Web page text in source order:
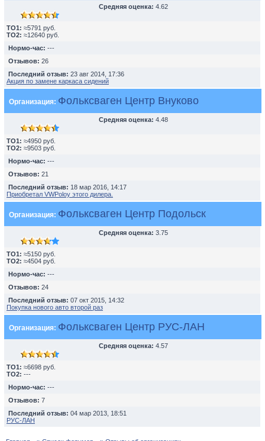
Средняя оценка: 4.62
TO1: ≈5791 руб.
TO2: ≈12640 руб.
Нормо-час: ---
Отзывов: 26
Последний отзыв: 23 авг 2014, 17:36
Акция по замене каркаса сидений
Организация: Фольксваген Центр Внуково
Средняя оценка: 4.48
TO1: ≈4950 руб.
TO2: ≈9503 руб.
Нормо-час: ---
Отзывов: 21
Последний отзыв: 18 мар 2016, 14:17
Приобретал VWPoloу этого дилера.
Организация: Фольксваген Центр Подольск
Средняя оценка: 3.75
TO1: ≈5150 руб.
TO2: ≈4504 руб.
Нормо-час: ---
Отзывов: 24
Последний отзыв: 07 окт 2015, 14:32
Покупка нового авто второй раз
Организация: Фольксваген Центр РУС-ЛАН
Средняя оценка: 4.57
TO1: ≈6698 руб.
TO2: ---
Нормо-час: ---
Отзывов: 7
Последний отзыв: 04 мар 2013, 18:51
РУС-ЛАН